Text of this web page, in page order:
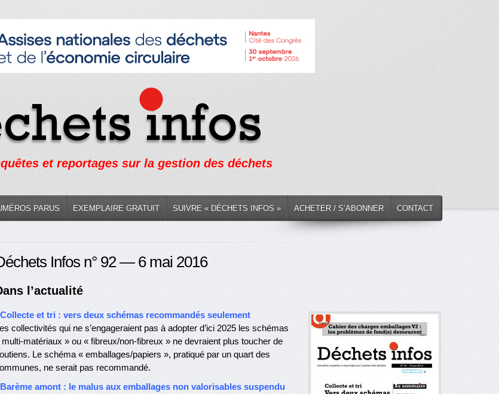
et reportages sur la gestion des déchets
PARUS EXEMPLAIRE GRATUIT SUIVRE « DÉCHETS INFOS » ACHETER / S’ABONNER CONTACT
Infos n° 92 — 6 mai 2016
l’actualité
Collecte et tri : vers deux schémas recommandés seulement
collectivités qui ne s’engageraient pas à adopter d’ici 2025 les schémas
multi-matériaux » ou « fibreux/non-fibreux » ne devraient plus toucher de
Le schéma « emballages/papiers », pratiqué par un quart des
ne serait pas recommandé.
Barème amont : le malus aux emballages non valorisables suspendu